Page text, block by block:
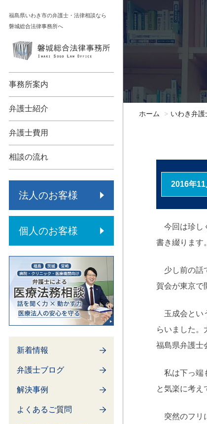
福島県いわき市の弁護士・法律相談なら
磐城総合法律事務所へ
事務所案内
弁護士紹介
弁護士費用
相談の流れ
法人のお客様
各種法人支援
保険代理店監査
倒産・再生
内部通報制度
個人のお客様
債務整理
新着情報
弁護士ブログ
解決事例
よくあるご質問
ホーム いわき弁護
2016年11
今回は珍し
書き綴ります。
少し前の話
賀会が東京で
玉成会とい
らいました。
福島県弁護士
私は下っ端
と気楽に考え
突然のフリ